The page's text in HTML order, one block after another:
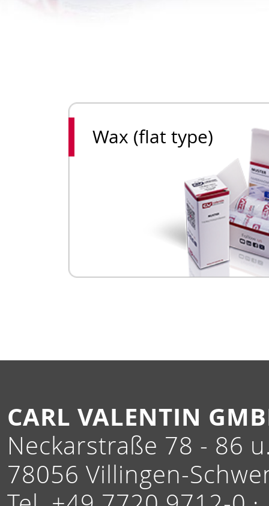
Wax (flat type)
CARL VALENTIN
Neckarstraße 78 - 86
78056 Villingen-